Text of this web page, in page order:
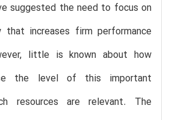
suggested the need to focus on
increases firm performance
little is known about how
the level of this important
resources are relevant. The